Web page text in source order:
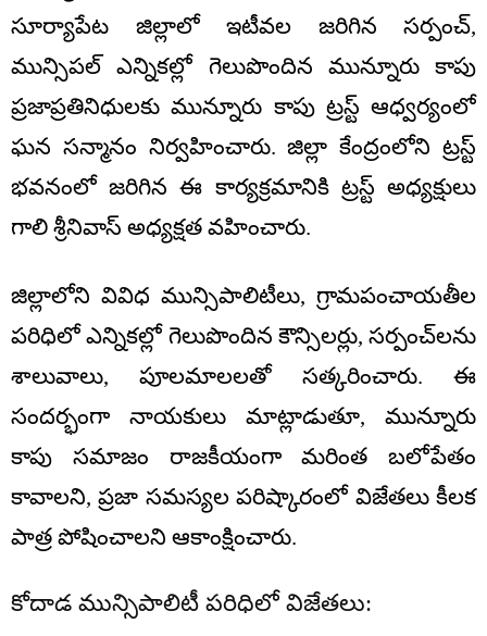
సూర్యాపేట జిల్లాలో ఇటీవల జరిగిన సర్పంచ్,
మున్సిపల్ ఎన్నికల్లో గెలుపొందిన మున్నూరు కాపు
ప్రజాప్రతినిధులకు మున్నూరు కాపు ట్రస్ట్ ఆధ్వర్యంలో
ఘన సన్మానం నిర్వహించారు. జిల్లా కేంద్రంలోని ట్రస్ట్
భవనంలో జరిగిన ఈ కార్యక్రమానికి ట్రస్ట్ అధ్యక్షులు
గాలి శ్రీనివాస్ అధ్యక్షత వహించారు.
జిల్లాలోని వివిధ మున్సిపాలిటీలు, గ్రామపంచాయతీల
పరిధిలో ఎన్నికల్లో గెలుపొందిన కౌన్సిలర్లు, సర్పంచ్‌లను
శాలువాలు, పూలమాలలతో సత్కరించారు. ఈ
సందర్భంగా నాయకులు మాట్లాడుతూ, మున్నూరు
కాపు సమాజం రాజకీయంగా మరింత బలోపేతం
కావాలని, ప్రజా సమస్యల పరిష్కారంలో విజేతలు కీలక
పాత్ర పోషించాలని ఆకాంక్షించారు.
కోదాడ మున్సిపాలిటీ పరిధిలో విజేతలు: